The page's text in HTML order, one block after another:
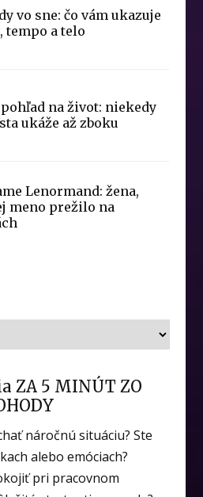
vo sne: čo vám ukazuje
tempo a telo
na život: niekedy
ukáže až zboku
Lenormand: žena,
meno prežilo na
ZA 5 MINÚT ZO
náročnú situáciu? Ste
alebo emóciach?
pri pracovnom